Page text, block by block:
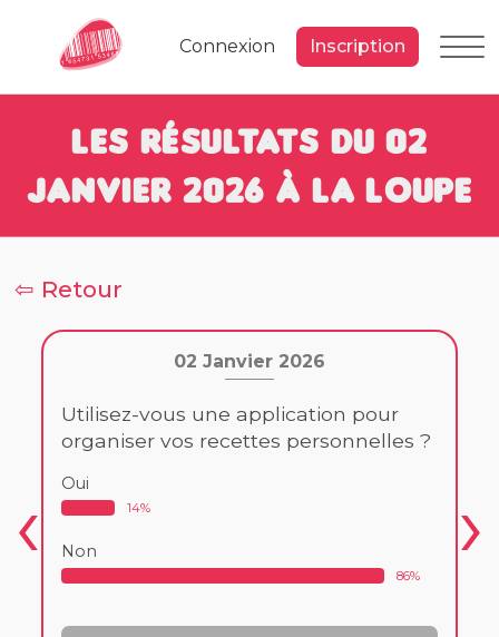
Connexion Inscription
Les résultats du 02
Janvier 2026 à la loupe
⇦ Retour
02 Janvier 2026
Utilisez-vous une application pour
organiser vos recettes personnelles ?
Oui
14%
Non
86%